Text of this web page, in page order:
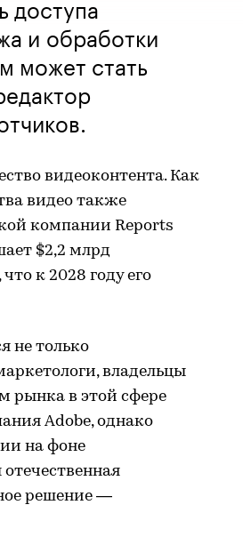
доступа
и обработки
может стать
видеоконтента. Как
видео также
компании Reports
$2,2 млрд
к 2028 году его
не только
владельцы
рынка в этой сфере
Adobe, однако
на фоне
решение —